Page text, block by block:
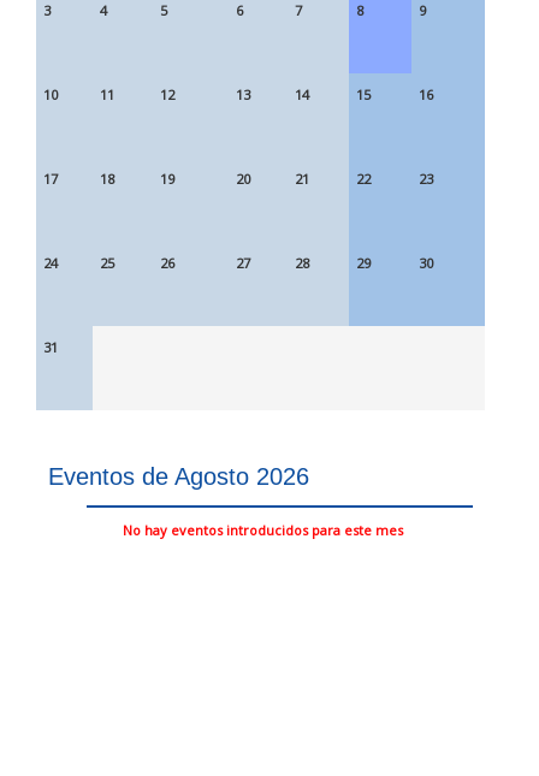
3 4 5 6 7 8 9
10 11 12 13 14 15 16
17 18 19 20 21 22 23
24 25 26 27 28 29 30
31
Eventos de Agosto 2026
No hay eventos introducidos para este mes